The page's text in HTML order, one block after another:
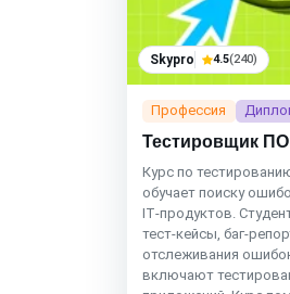
Skypro 4.5(240)
Профессия
Тестировщик ПО
Курс по
обучает поиску
IT‑продуктов.
тест‑кейсы,
отслеживания
включают